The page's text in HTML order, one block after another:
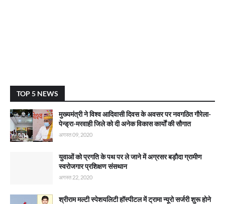
TOP 5 NEWS
मुख्यमंत्री ने विश्व आदिवासी दिवस के अवसर पर नवगठित गौरेला-
पेन्ड्रा-मरवाही जिले को दी अनेक विकास कार्याें की सौगात
अगस्त 09, 2020
युवाओं को प्रगति के पथ पर ले जाने में अग्रसर बड़ौदा ग्रामीण
स्वरोजगार प्रशिक्षण संसथान
अगस्त 22, 2020
श्रीराम मल्टी स्पेशयलिटी हॉस्पीटल में ट्रामा न्यूरो सर्जरी शुरू होने